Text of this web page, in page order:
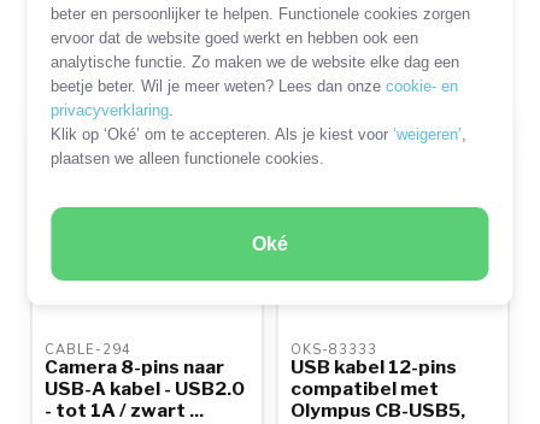
beter en persoonlijker te helpen. Functionele cookies zorgen
ervoor dat de website goed werkt en hebben ook een
analytische functie. Zo maken we de website elke dag een
beetje beter. Wil je meer weten? Lees dan onzecookie- en
privacyverklaring.
Klik op ‘Oké’ om te accepteren. Als je kiest voor‘weigeren’,
plaatsen we alleen functionele cookies.
Oké
13 PRODUCTEN
Filters SORTEER OP
MEEST VERKOCHT
CABLE-294
Camera 8-pins naar
USB-A kabel - USB2.0
- tot 1A / zwart ...
OKS-83333
USB kabel 12-pins
compatibel met
Olympus CB-USB5,